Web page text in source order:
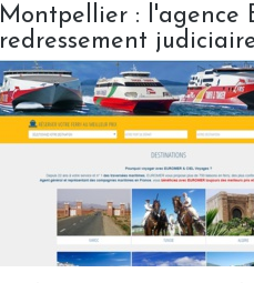
Montpellier : l'agence
redressement